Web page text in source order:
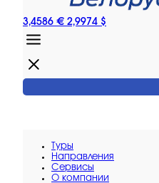
3,4586 € 2,9974 $
Туры
Направления
Сервисы
O компании